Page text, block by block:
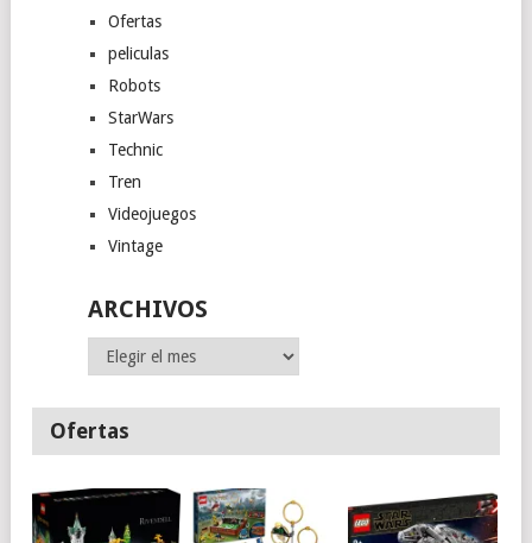
Ofertas
peliculas
Robots
StarWars
Technic
Tren
Videojuegos
Vintage
ARCHIVOS
Archivos
Ofertas